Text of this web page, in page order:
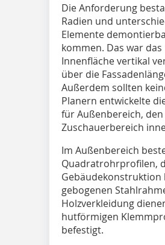
Die Anforderung
Radien und
Elemente
kommen. Das war
Innenfläche vertikal
über die
Außerdem sollten
Planern entwickelte
für Außenbereich,
Zuschauerbereich
Im Außenbereich
Quadratrohrprofilen,
Gebäudekonstruktion
gebogenen
Holzverkleidung
hutförmigen
befestigt.